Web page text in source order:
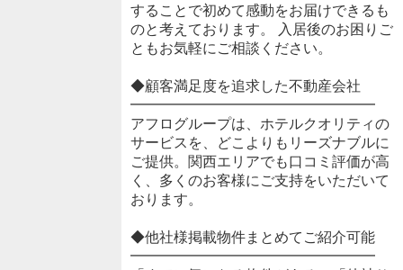
することで初めて感動をお届けできるも
のと考えております。 入居後のお困りご
ともお気軽にご相談ください。
◆顧客満足度を追求した不動産会社
━━━━━━━━━━━━━━━━━
アフログループは、ホテルクオリティの
サービスを、どこよりもリーズナブルに
ご提供。関西エリアでも口コミ評価が高
く、多くのお客様にご支持をいただいて
おります。
◆他社様掲載物件まとめてご紹介可能
━━━━━━━━━━━━━━━━━